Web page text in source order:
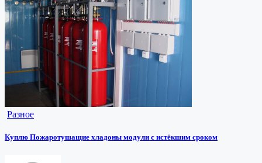
Разное
Куплю Пожаротушащие хладоны модули с истёкшим сроком